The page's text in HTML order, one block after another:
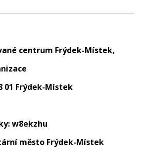
centrum Frýdek-Místek,
01 Frýdek-Místek
w8ekzhu
město Frýdek-Místek